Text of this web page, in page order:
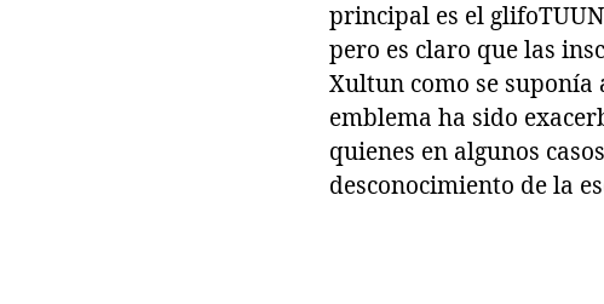
principal es el
pero es claro que las
Xultun como se
emblema ha sido
quienes en algunos
desconocimiento de la